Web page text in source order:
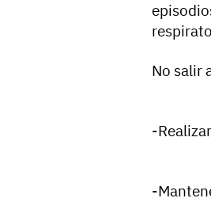
No salir
-
-